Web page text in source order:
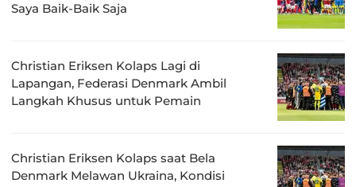
Saya Baik-Baik Saja
Christian Eriksen Kolaps Lagi di
Lapangan, Federasi Denmark Ambil
Langkah Khusus untuk Pemain
Christian Eriksen Kolaps saat Bela
Denmark Melawan Ukraina, Kondisi